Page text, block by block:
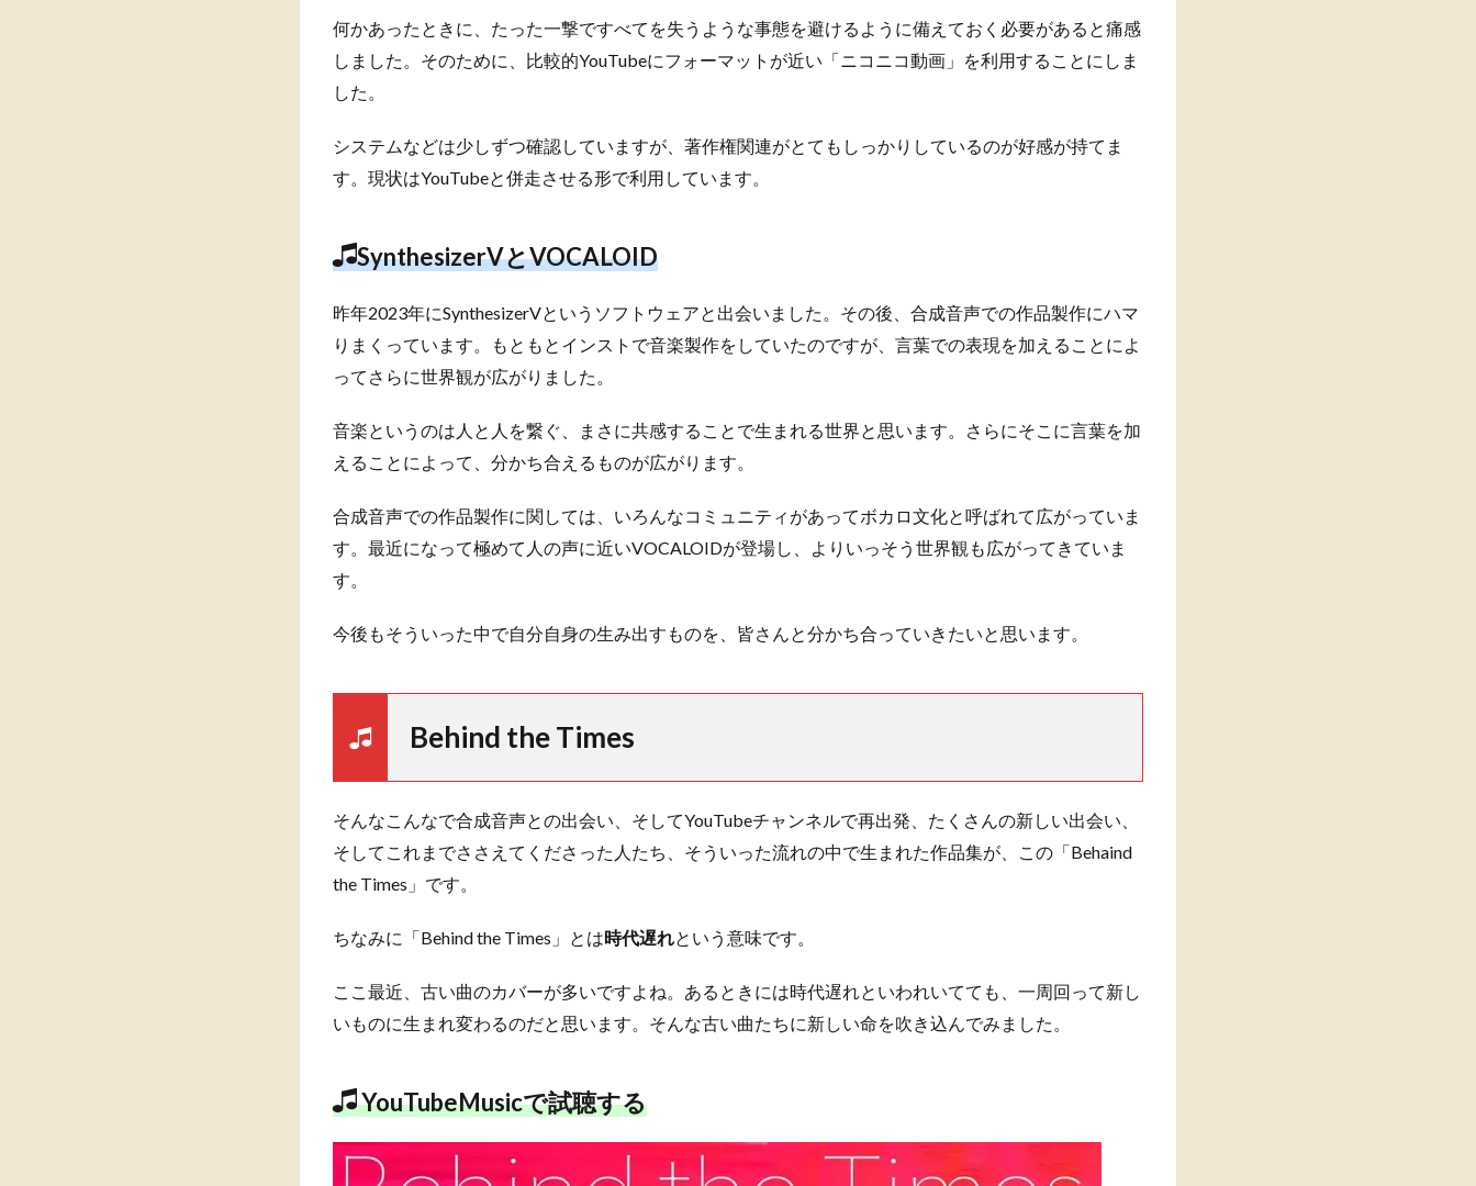
何かあったときに、たった一撃ですべてを失うような事態を避けるように備えておく必要があると痛感
しました。そのために、比較的YouTubeにフォーマットが近い「ニコニコ動画」を利用することにしま
した。
システムなどは少しずつ確認していますが、著作権関連がとてもしっかりしているのが好感が持てま
す。現状はYouTubeと併走させる形で利用しています。
SynthesizerVとVOCALOID
昨年2023年にSynthesizerVというソフトウェアと出会いました。その後、合成音声での作品製作にハマ
りまくっています。もともとインストで音楽製作をしていたのですが、言葉での表現を加えることによ
ってさらに世界観が広がりました。
音楽というのは人と人を繋ぐ、まさに共感することで生まれる世界と思います。さらにそこに言葉を加
えることによって、分かち合えるものが広がります。
合成音声での作品製作に関しては、いろんなコミュニティがあってボカロ文化と呼ばれて広がっていま
す。最近になって極めて人の声に近いVOCALOIDが登場し、よりいっそう世界観も広がってきていま
す。
今後もそういった中で自分自身の生み出すものを、皆さんと分かち合っていきたいと思います。
Behind the Times
そんなこんなで合成音声との出会い、そしてYouTubeチャンネルで再出発、たくさんの新しい出会い、
そしてこれまでささえてくださった人たち、そういった流れの中で生まれた作品集が、この「Behaind
the Times」です。
ちなみに「Behind the Times」とは時代遅れという意味です。
ここ最近、古い曲のカバーが多いですよね。あるときには時代遅れといわれいてても、一周回って新し
いものに生まれ変わるのだと思います。そんな古い曲たちに新しい命を吹き込んでみました。
YouTubeMusicで試聴する